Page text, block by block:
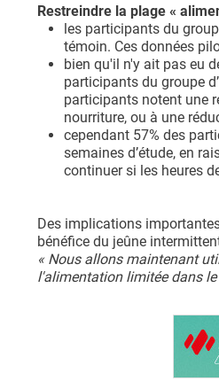
Restreindre la plage «
les participants du
témoin. Ces données
bien qu'il n'y ait pas eu
participants du groupe
participants notent une
nourriture, ou à une
cependant 57% des
semaines d’étude, en
continuer si les heures
Des implications
bénéfice du jeûne
« Nous allons maintenant
l'alimentation limitée dans le